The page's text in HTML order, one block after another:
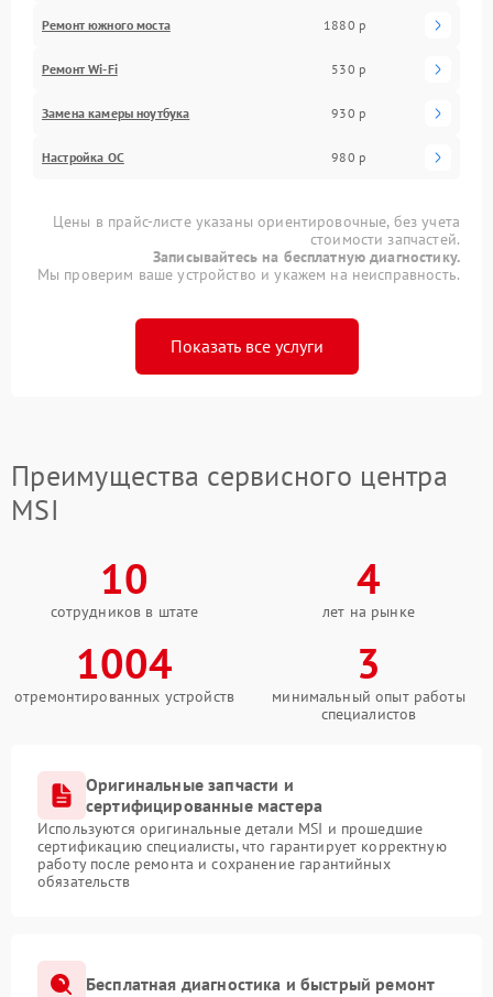
Ремонт южного моста 1880 р
Ремонт Wi-Fi 530 р
Замена камеры ноутбука 930 р
Настройка ОС 980 р
Цены в прайс-листе указаны ориентировочные, без учета
стоимости запчастей.
Записывайтесь на бесплатную диагностику.
Мы проверим ваше устройство и укажем на неисправность.
Показать все услуги
Преимущества сервисного центра
MSI
10
сотрудников в штате
4
лет на рынке
1004
отремонтированных устройств
3
минимальный опыт работы
специалистов
Оригинальные запчасти и
сертифицированные мастера
Используются оригинальные детали MSI и прошедшие
сертификацию специалисты, что гарантирует корректную
работу после ремонта и сохранение гарантийных
обязательств
Бесплатная диагностика и быстрый ремонт